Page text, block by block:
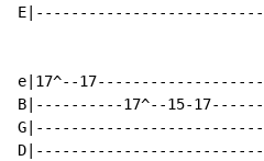
e|17^--
B|----------17^--15-